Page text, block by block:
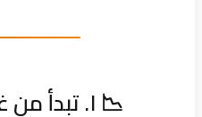
📉 ١. تبدأ من غير دراسة جدوى